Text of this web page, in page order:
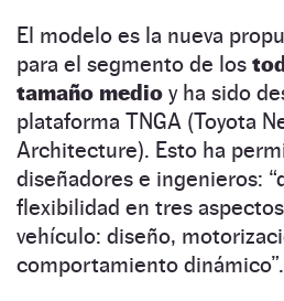
El modelo es la nueva
para el segmento de los
tamaño medio y ha sido
plataforma TNGA (Toyota
Architecture). Esto ha
diseñadores e ingenieros:
flexibilidad en tres
vehículo: diseño,
comportamiento dinámico”.